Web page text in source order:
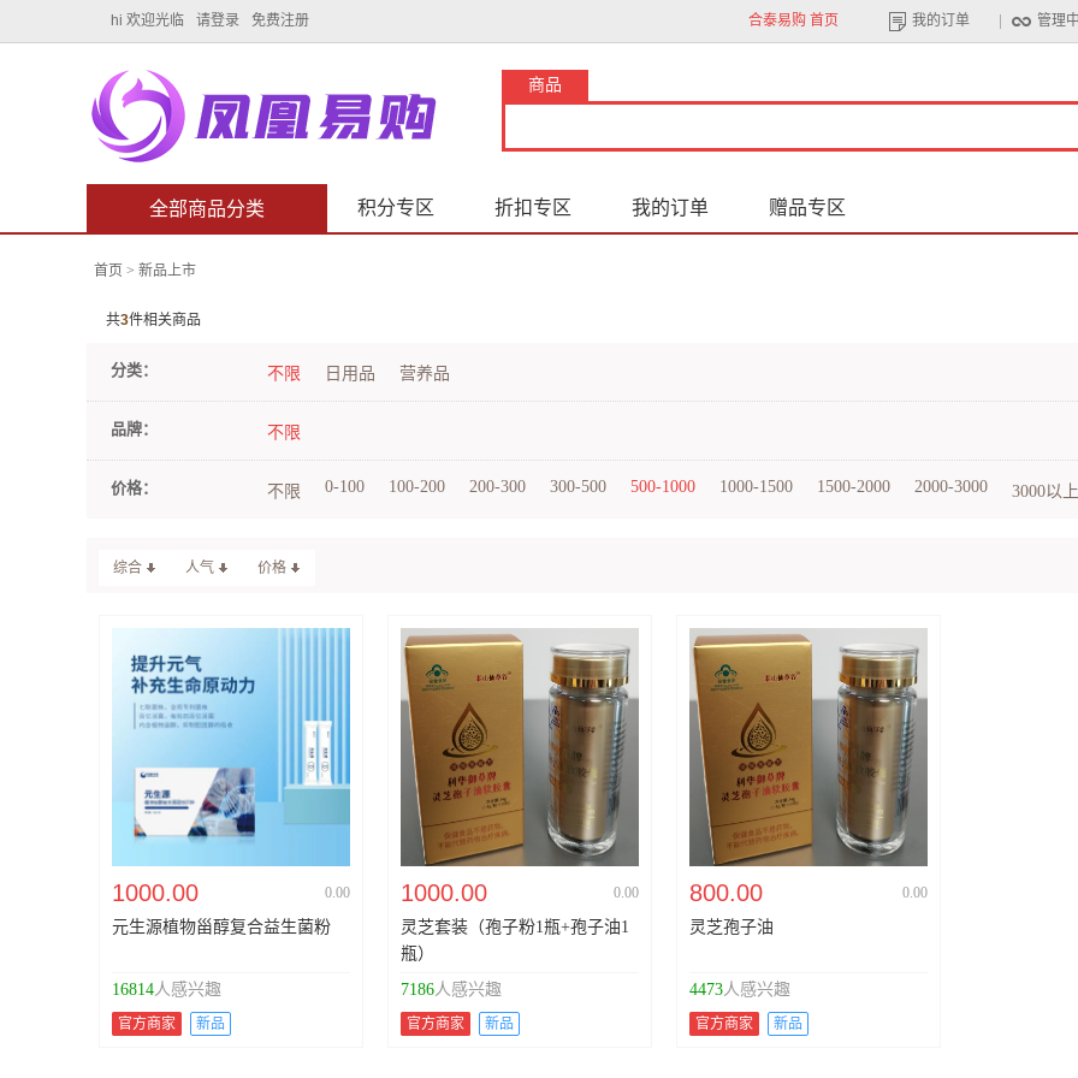
hi 欢迎光临 请登录 免费注册 合泰易购 首页 我的订单 管理
商品
全部商品分类 积分专区 折扣专区 我的订单 赠品专区
首页 > 新品上市
共3件相关商品
分类： 不限 日用品 营养品
品牌： 不限
价格： 不限 0-100 100-200 200-300 300-500 500-1000 1000-1500 1500-2000 2000-3000 3000以上
综合 人气 价格
1000.00 0.00
元生源植物甾醇复合益生菌粉
16814人感兴趣
官方商家 新品
1000.00 0.00
灵芝套装（孢子粉1瓶+孢子油1
瓶）
7186人感兴趣
官方商家 新品
800.00 0.00
灵芝孢子油
4473人感兴趣
官方商家 新品